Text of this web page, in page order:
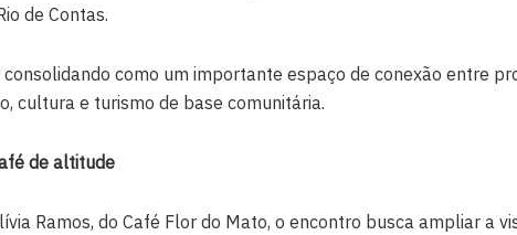
de Contas.
consolidando como um importante espaço de conexão entre
cultura e turismo de base comunitária.
de altitude
Ramos, do Café Flor do Mato, o encontro busca ampliar a